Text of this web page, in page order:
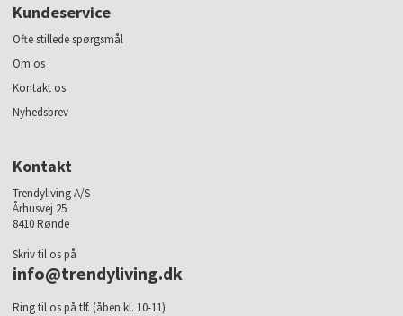
Kundeservice
Ofte stillede spørgsmål
Om os
Kontakt os
Nyhedsbrev
Kontakt
Trendyliving A/S
Århusvej 25
8410 Rønde
Skriv til os på
info@trendyliving.dk
Ring til os på tlf. (åben kl. 10-11)